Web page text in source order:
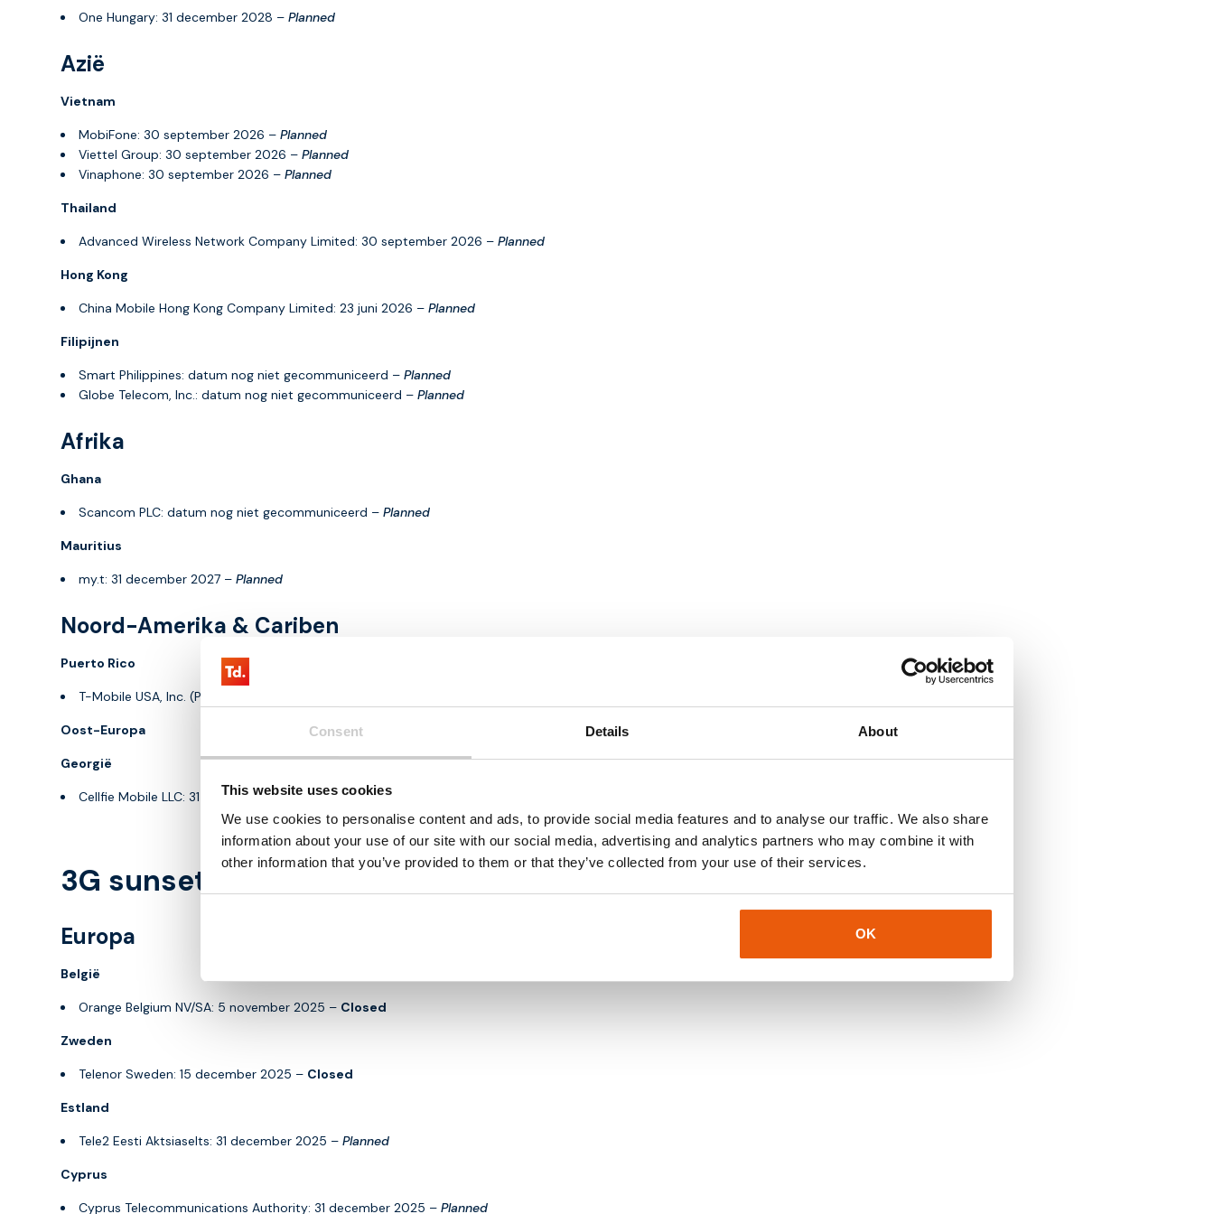
Consent Details About
This website uses cookies
We use cookies to personalise content and ads, to provide social media features and to analyse our traffic. We also share
information about your use of our site with our social media, advertising and analytics partners who may combine it with
other information that you’ve provided to them or that they’ve collected from your use of their services.
OK
One Hungary: 31 december 2028 – Planned
Azië
Vietnam
MobiFone: 30 september 2026 – Planned
Viettel Group: 30 september 2026 – Planned
Vinaphone: 30 september 2026 – Planned
Thailand
Advanced Wireless Network Company Limited: 30 september 2026 – Planned
Hong Kong
China Mobile Hong Kong Company Limited: 23 juni 2026 – Planned
Filipijnen
Smart Philippines: datum nog niet gecommuniceerd – Planned
Globe Telecom, Inc.: datum nog niet gecommuniceerd – Planned
Afrika
Ghana
Scancom PLC: datum nog niet gecommuniceerd – Planned
Mauritius
my.t: 31 december 2027 – Planned
Noord-Amerika & Cariben
Puerto Rico
T-Mobile USA, Inc. (Puerto Rico): datum nog niet gecommuniceerd –
Oost-Europa
Georgië
Cellfie Mobile LLC: 31 januari 2026 –Planned
3G sunset planning
Europa
België
Orange Belgium NV/SA: 5 november 2025 – Closed
Zweden
Telenor Sweden: 15 december 2025 – Closed
Estland
Tele2 Eesti Aktsiaselts: 31 december 2025 – Planned
Cyprus
Cyprus Telecommunications Authority: 31 december 2025 – Planned